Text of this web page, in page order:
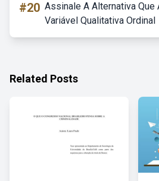
#20 Assinale A Alternativa Que
Variável Qualitativa Ordinal
Related Posts